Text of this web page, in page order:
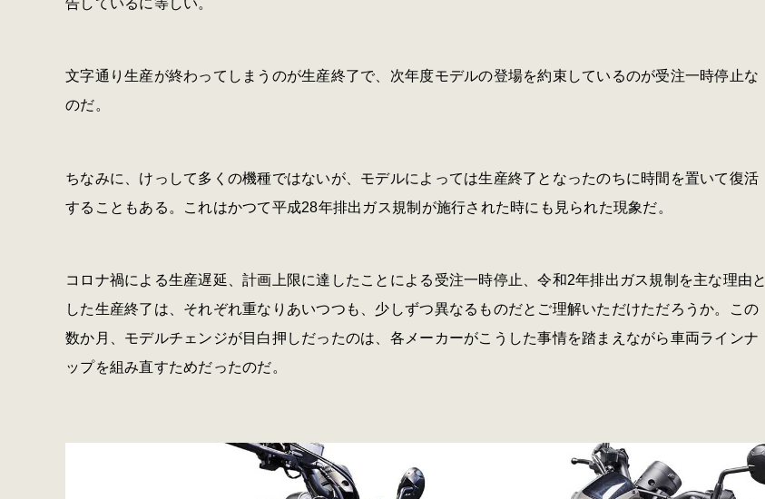
文字通り生産が終わってしまうのが生産終了で、次年度モデルの登場を約束しているのが受注一時停止な
のだ。
ちなみに、けっして多くの機種ではないが、モデルによっては生産終了となったのちに時間を置いて復活
することもある。これはかつて平成28年排出ガス規制が施行された時にも見られた現象だ。
コロナ禍による生産遅延、計画上限に達したことによる受注一時停止、令和2年排出ガス規制を主な理由と
した生産終了は、それぞれ重なりあいつつも、少しずつ異なるものだとご理解いただけただろうか。この
数か月、モデルチェンジが目白押しだったのは、各メーカーがこうした事情を踏まえながら車両ラインナ
ップを組み直すためだったのだ。